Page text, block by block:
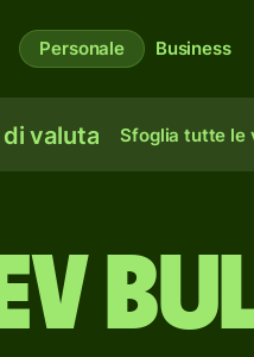
Personale Business
valuta Sfoglia tutte le